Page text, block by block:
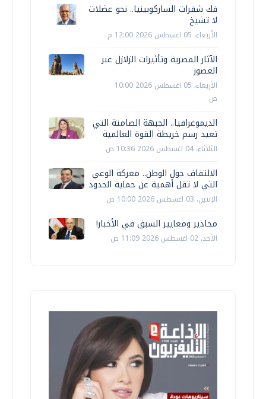
فك شفرات الساركوبينيا.. نحو عضلات
لا تشيخ
الأربعاء، 05 اغسطس 2026 12:00 م
الآثار المصرية وتأثيرات الزلازل عبر
العصور
الأربعاء، 05 اغسطس 2026 10:00
ص
الديموغرافيا.. الجبهة الصامتة التي
تعيد رسم خريطة القوة العالمية
الثلاثاء، 04 اغسطس 2026 10:36 ص
الالتفاف حول الوطن.. معركة الوعي
التي لا تقل أهمية عن حماية الحدود
الإثنين، 03 اغسطس 2026 10:00 ص
محاذير ومعايير السبق في الأخبار!
الأحد، 02 اغسطس 2026 11:09 ص